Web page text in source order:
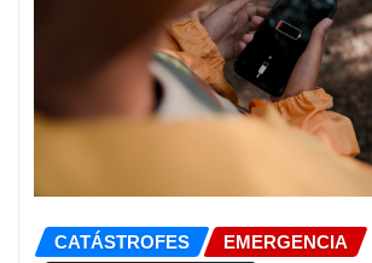
CATÁSTROFES
EMERGENCIA